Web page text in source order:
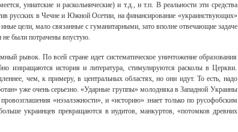
униатские и раскольнические) и т.д., и т.п. В реальности эти средства
русских в Чечне и Южной Осетии, на финансирование «украинствующих»
цели, мало связанные с гуманитарными, зато вполне отвечающие задаче
не были потрачены впустую.
рывок. По всей стране идет систематическое уничтожение образования
извращаются история и литература, стимулируются расколы в Церкви.
чем, к примеру, в центральных областях, но они идут. То есть, надо
уже очень серьезно. «Ударные группы» молодняка в Западной Украины
«нэзалэжности», и «историю» знает только по русофобским
украинцев превращаются в иудитов, манкуртов, «потомков древних